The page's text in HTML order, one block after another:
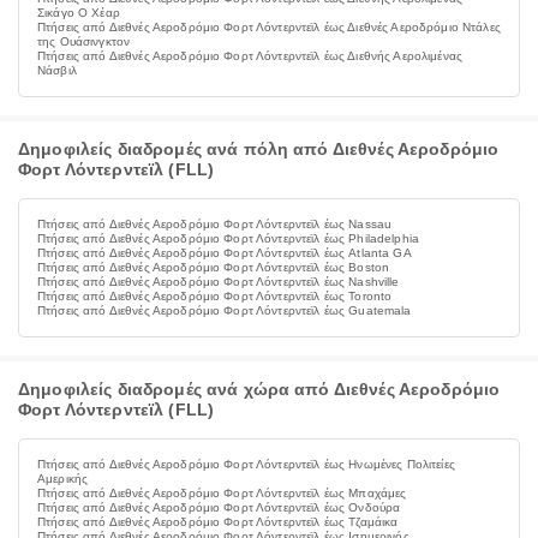
Σικάγο Ο Χέαρ
Πτήσεις από Διεθνές Αεροδρόμιο Φορτ Λόντερντεϊλ έως Διεθνές Αεροδρόμιο Ντάλες
της Ουάσινγκτον
Πτήσεις από Διεθνές Αεροδρόμιο Φορτ Λόντερντεϊλ έως Διεθνής Αερολιμένας
Νάσβιλ
Δημοφιλείς διαδρομές ανά πόλη από Διεθνές Αεροδρόμιο
Φορτ Λόντερντεϊλ (FLL)
Πτήσεις από Διεθνές Αεροδρόμιο Φορτ Λόντερντεϊλ έως Nassau
Πτήσεις από Διεθνές Αεροδρόμιο Φορτ Λόντερντεϊλ έως Philadelphia
Πτήσεις από Διεθνές Αεροδρόμιο Φορτ Λόντερντεϊλ έως Atlanta GA
Πτήσεις από Διεθνές Αεροδρόμιο Φορτ Λόντερντεϊλ έως Boston
Πτήσεις από Διεθνές Αεροδρόμιο Φορτ Λόντερντεϊλ έως Nashville
Πτήσεις από Διεθνές Αεροδρόμιο Φορτ Λόντερντεϊλ έως Toronto
Πτήσεις από Διεθνές Αεροδρόμιο Φορτ Λόντερντεϊλ έως Guatemala
Δημοφιλείς διαδρομές ανά χώρα από Διεθνές Αεροδρόμιο
Φορτ Λόντερντεϊλ (FLL)
Πτήσεις από Διεθνές Αεροδρόμιο Φορτ Λόντερντεϊλ έως Ηνωμένες Πολιτείες
Αμερικής
Πτήσεις από Διεθνές Αεροδρόμιο Φορτ Λόντερντεϊλ έως Μπαχάμες
Πτήσεις από Διεθνές Αεροδρόμιο Φορτ Λόντερντεϊλ έως Ονδούρα
Πτήσεις από Διεθνές Αεροδρόμιο Φορτ Λόντερντεϊλ έως Τζαμάικα